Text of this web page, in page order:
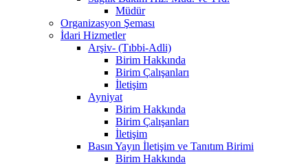
Müdür
Organizasyon Şeması
İdari Hizmetler
Arşiv- (Tıbbi-Adli)
Birim Hakkında
Birim Çalışanları
İletişim
Ayniyat
Birim Hakkında
Birim Çalışanları
İletişim
Basın Yayın İletişim ve Tanıtım Birimi
Birim Hakkında